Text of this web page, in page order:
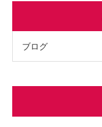
ブログ